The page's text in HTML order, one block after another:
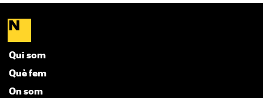
Qui som
Què fem
On som